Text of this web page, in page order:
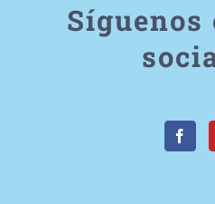
Síguenos